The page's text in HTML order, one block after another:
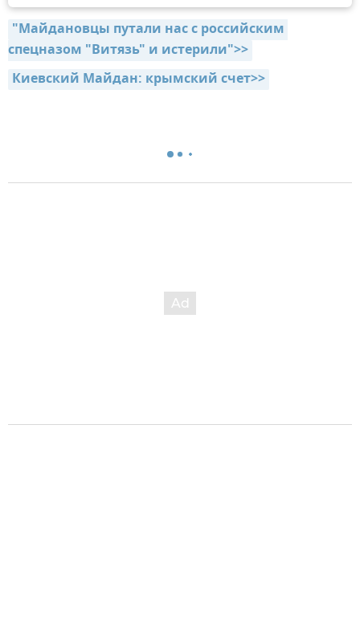
"Майдановцы путали нас с российским
спецназом "Витязь" и истерили">>
Киевский Майдан: крымский счет>>